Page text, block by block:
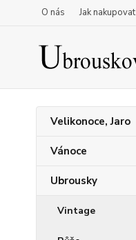
O nás Jak nakupovat
Velikonoce, Jaro
Vánoce
Ubrousky
Vintage